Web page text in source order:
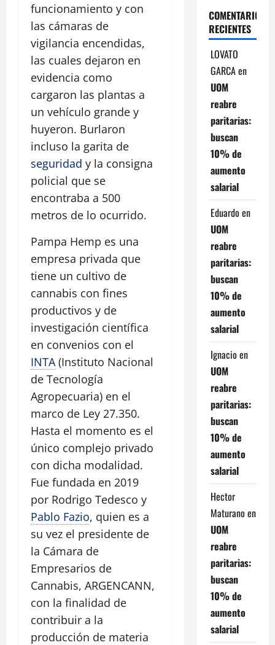
funcionamiento y con
las cámaras de
vigilancia encendidas,
las cuales dejaron en
evidencia como
cargaron las plantas a
un vehículo grande y
huyeron. Burlaron
incluso la garita de
seguridad y la consigna
policial que se
encontraba a 500
metros de lo ocurrido.
Pampa Hemp es una
empresa privada que
tiene un cultivo de
cannabis con fines
productivos y de
investigación científica
en convenios con el
INTA (Instituto Nacional
de Tecnología
Agropecuaria) en el
marco de Ley 27.350.
Hasta el momento es el
único complejo privado
con dicha modalidad.
Fue fundada en 2019
por Rodrigo Tedesco y
Pablo Fazio, quien es a
su vez el presidente de
la Cámara de
Empresarios de
Cannabis, ARGENCANN,
con la finalidad de
contribuir a la
producción de materia
COMENTARIOS
RECIENTES
LOVATO
GARCAen
UOM
reabre
paritarias:
buscan
10% de
aumento
salarial
Eduardo en
UOM
reabre
paritarias:
buscan
10% de
aumento
salarial
Ignacio en
UOM
reabre
paritarias:
buscan
10% de
aumento
salarial
Hector
Maturano en
UOM
reabre
paritarias:
buscan
10% de
aumento
salarial